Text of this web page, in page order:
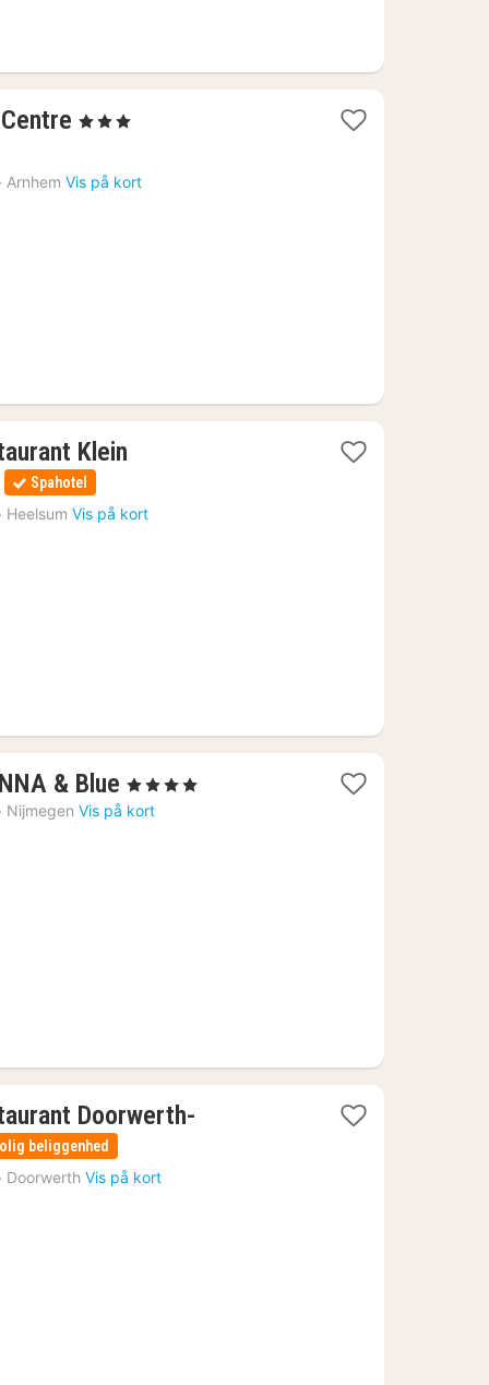
1
fra
965
, 3 Stjerner
Arnhem Vis på kort
Klein
Spahotel
Heelsum Vis på kort
& Blue 1
nat
, 4 Stjerner
Nijmegen Vis på kort
Doorwerth-
beliggenhed
Doorwerth Vis på kort